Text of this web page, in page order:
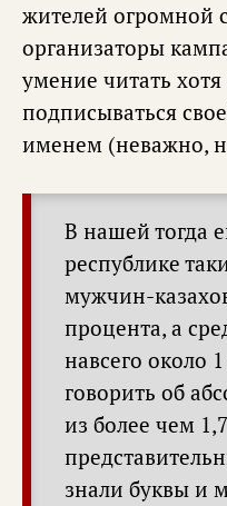
жителей огромной
организаторы
умение читать
подписываться
именем (неважно,
В нашей тогда
республике
мужчин-
процента, а
навсего около
говорить об
из более чем
знали буквы и